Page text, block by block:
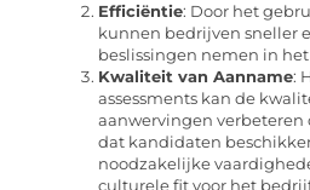
Efficiëntie: Door het
kunnen bedrijven sneller
beslissingen nemen in het
Kwaliteit van Aanname:
assessments kan de
aanwervingen verbeteren
dat kandidaten
noodzakelijke
culturele fit voor het